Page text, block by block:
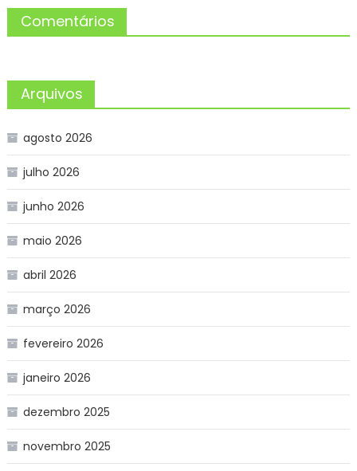
Comentários
Arquivos
agosto 2026
julho 2026
junho 2026
maio 2026
abril 2026
março 2026
fevereiro 2026
janeiro 2026
dezembro 2025
novembro 2025